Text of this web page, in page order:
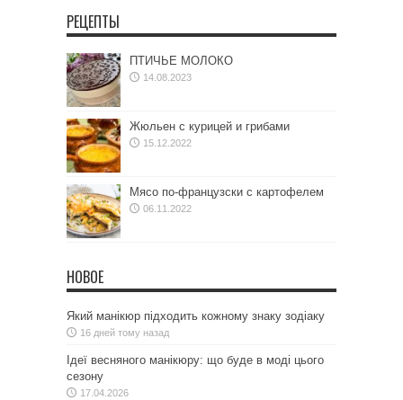
РЕЦЕПТЫ
ПТИЧЬЕ МОЛОКО
14.08.2023
Жюльен с курицей и грибами
15.12.2022
Мясо по-французски с картофелем
06.11.2022
НОВОЕ
Який манікюр підходить кожному знаку зодіаку
16 дней тому назад
Ідеї весняного манікюру: що буде в моді цього
сезону
17.04.2026